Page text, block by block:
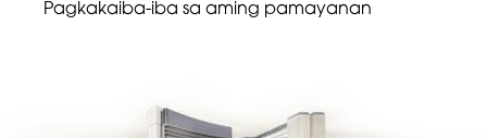
Pagkakaiba-iba sa aming pamayanan